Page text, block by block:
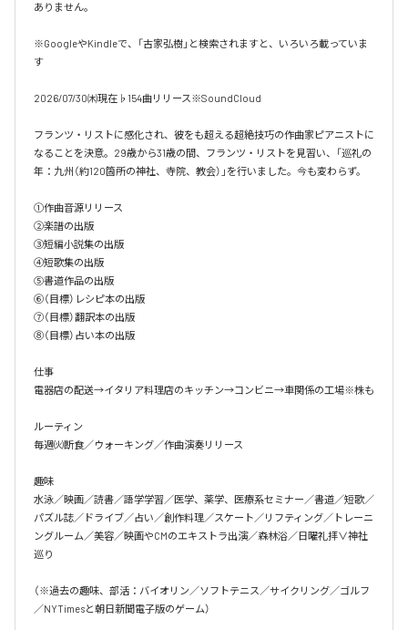
ありません。
※GoogleやKindleで、「古家弘樹」と検索されますと、いろいろ載っていま
す
2026/07/30㈭現在♭154曲リリース※SoundCloud
フランツ・リストに感化され、彼をも超える超絶技巧の作曲家ピアニストに
なることを決意。29歳から31歳の間、フランツ・リストを見習い、「巡礼の
年：九州（約120箇所の神社、寺院、教会）」を行いました。今も変わらず。
①作曲音源リリース
②楽譜の出版
③短編小説集の出版
④短歌集の出版
⑤書道作品の出版
⑥（目標）レシピ本の出版
⑦（目標）翻訳本の出版
⑧（目標）占い本の出版
仕事
電器店の配送→イタリア料理店のキッチン→コンビニ→車関係の工場※株も
ルーティン
毎週㈫断食／ウォーキング／作曲演奏リリース
趣味
水泳／映画／読書／語学学習／医学、薬学、医療系セミナー／書道／短歌／
パズル誌／ドライブ／占い／創作料理／スケート／リフティング／トレーニ
ングルーム／美容／映画やCMのエキストラ出演／森林浴／日曜礼拝∨神社
巡り
（※過去の趣味、部活：バイオリン／ソフトテニス／サイクリング／ゴルフ
／NYTimesと朝日新聞電子版のゲーム）